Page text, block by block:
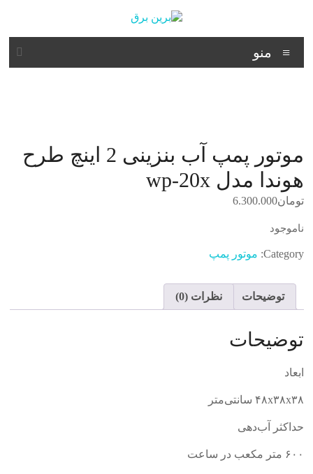
محتوا
برین
برق
منو
موتور پمپ آب بنزینی 2 اینچ طرح
هوندا مدل wp-20x
تومان6.300.000
ناموجود
Category: موتور پمپ
توضیحات نظرات (0)
توضیحات
ابعاد
۴۸x۳۸x۳۸ سانتی‌متر
حداکثر آب‌دهی
۶۰۰ متر مکعب در ساعت